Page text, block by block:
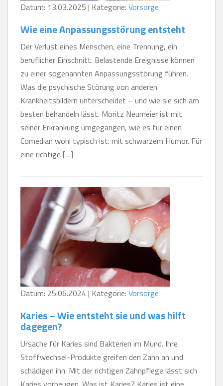
Datum: 13.03.2025 | Kategorie: Vorsorge
Wie eine Anpassungsstörung entsteht
Der Verlust eines Menschen, eine Trennung, ein
beruflicher Einschnitt. Belastende Ereignisse können
zu einer sogenannten Anpassungsstörung führen.
Was die psychische Störung von anderen
Krankheitsbildern unterscheidet – und wie sie sich am
besten behandeln lässt. Moritz Neumeier ist mit
seiner Erkrankung umgegangen, wie es für einen
Comedian wohl typisch ist: mit schwarzem Humor. Für
eine richtige […]
Datum: 25.06.2024 | Kategorie: Vorsorge
Karies – Wie entsteht sie und was hilft
dagegen?
Ursache für Karies sind Bakterien im Mund. Ihre
Stoffwechsel-Produkte greifen den Zahn an und
schädigen ihn. Mit der richtigen Zahnpflege lässt sich